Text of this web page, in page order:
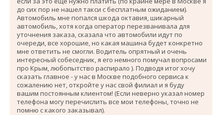
до сих пор не нашел такси с бесплатным ожиданием).
Автомобиль мне попался шкода октавия, шикарный
автомобиль, хотя когда оператор перезванивала для
уточнения заказа, сказала что автомобили идут по
очереди, все хорошие, но какая машина будет конкретно
мне ответить не смогли. Водитель опрятный и очень
интересный собеседник, я его немного помучал вопросами
про Крым, любопытство распирало ). Подводя итог хочу
сказать главное - у нас в Москве подобного сервиса к
сожалению нет, откройте у нас свой филиал и я буду
вашим постоянным клиентом! (Если неверно указал номер
телефона могу перечислить все мои телефоны, точно не
помню с какого заказывал).